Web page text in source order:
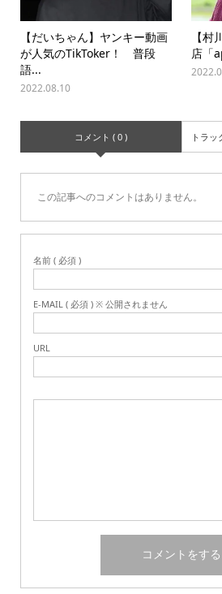
【だいちゃん】ヤンキー動画
が人気のTikToker！ 普段
語...
2022.08.10
【
店「
コメント ( 0 ) トラッ
この記事へのコメントはありません。
名前 ( 必須 )
E-MAIL ( 必須 ) ※ 公開されません
URL